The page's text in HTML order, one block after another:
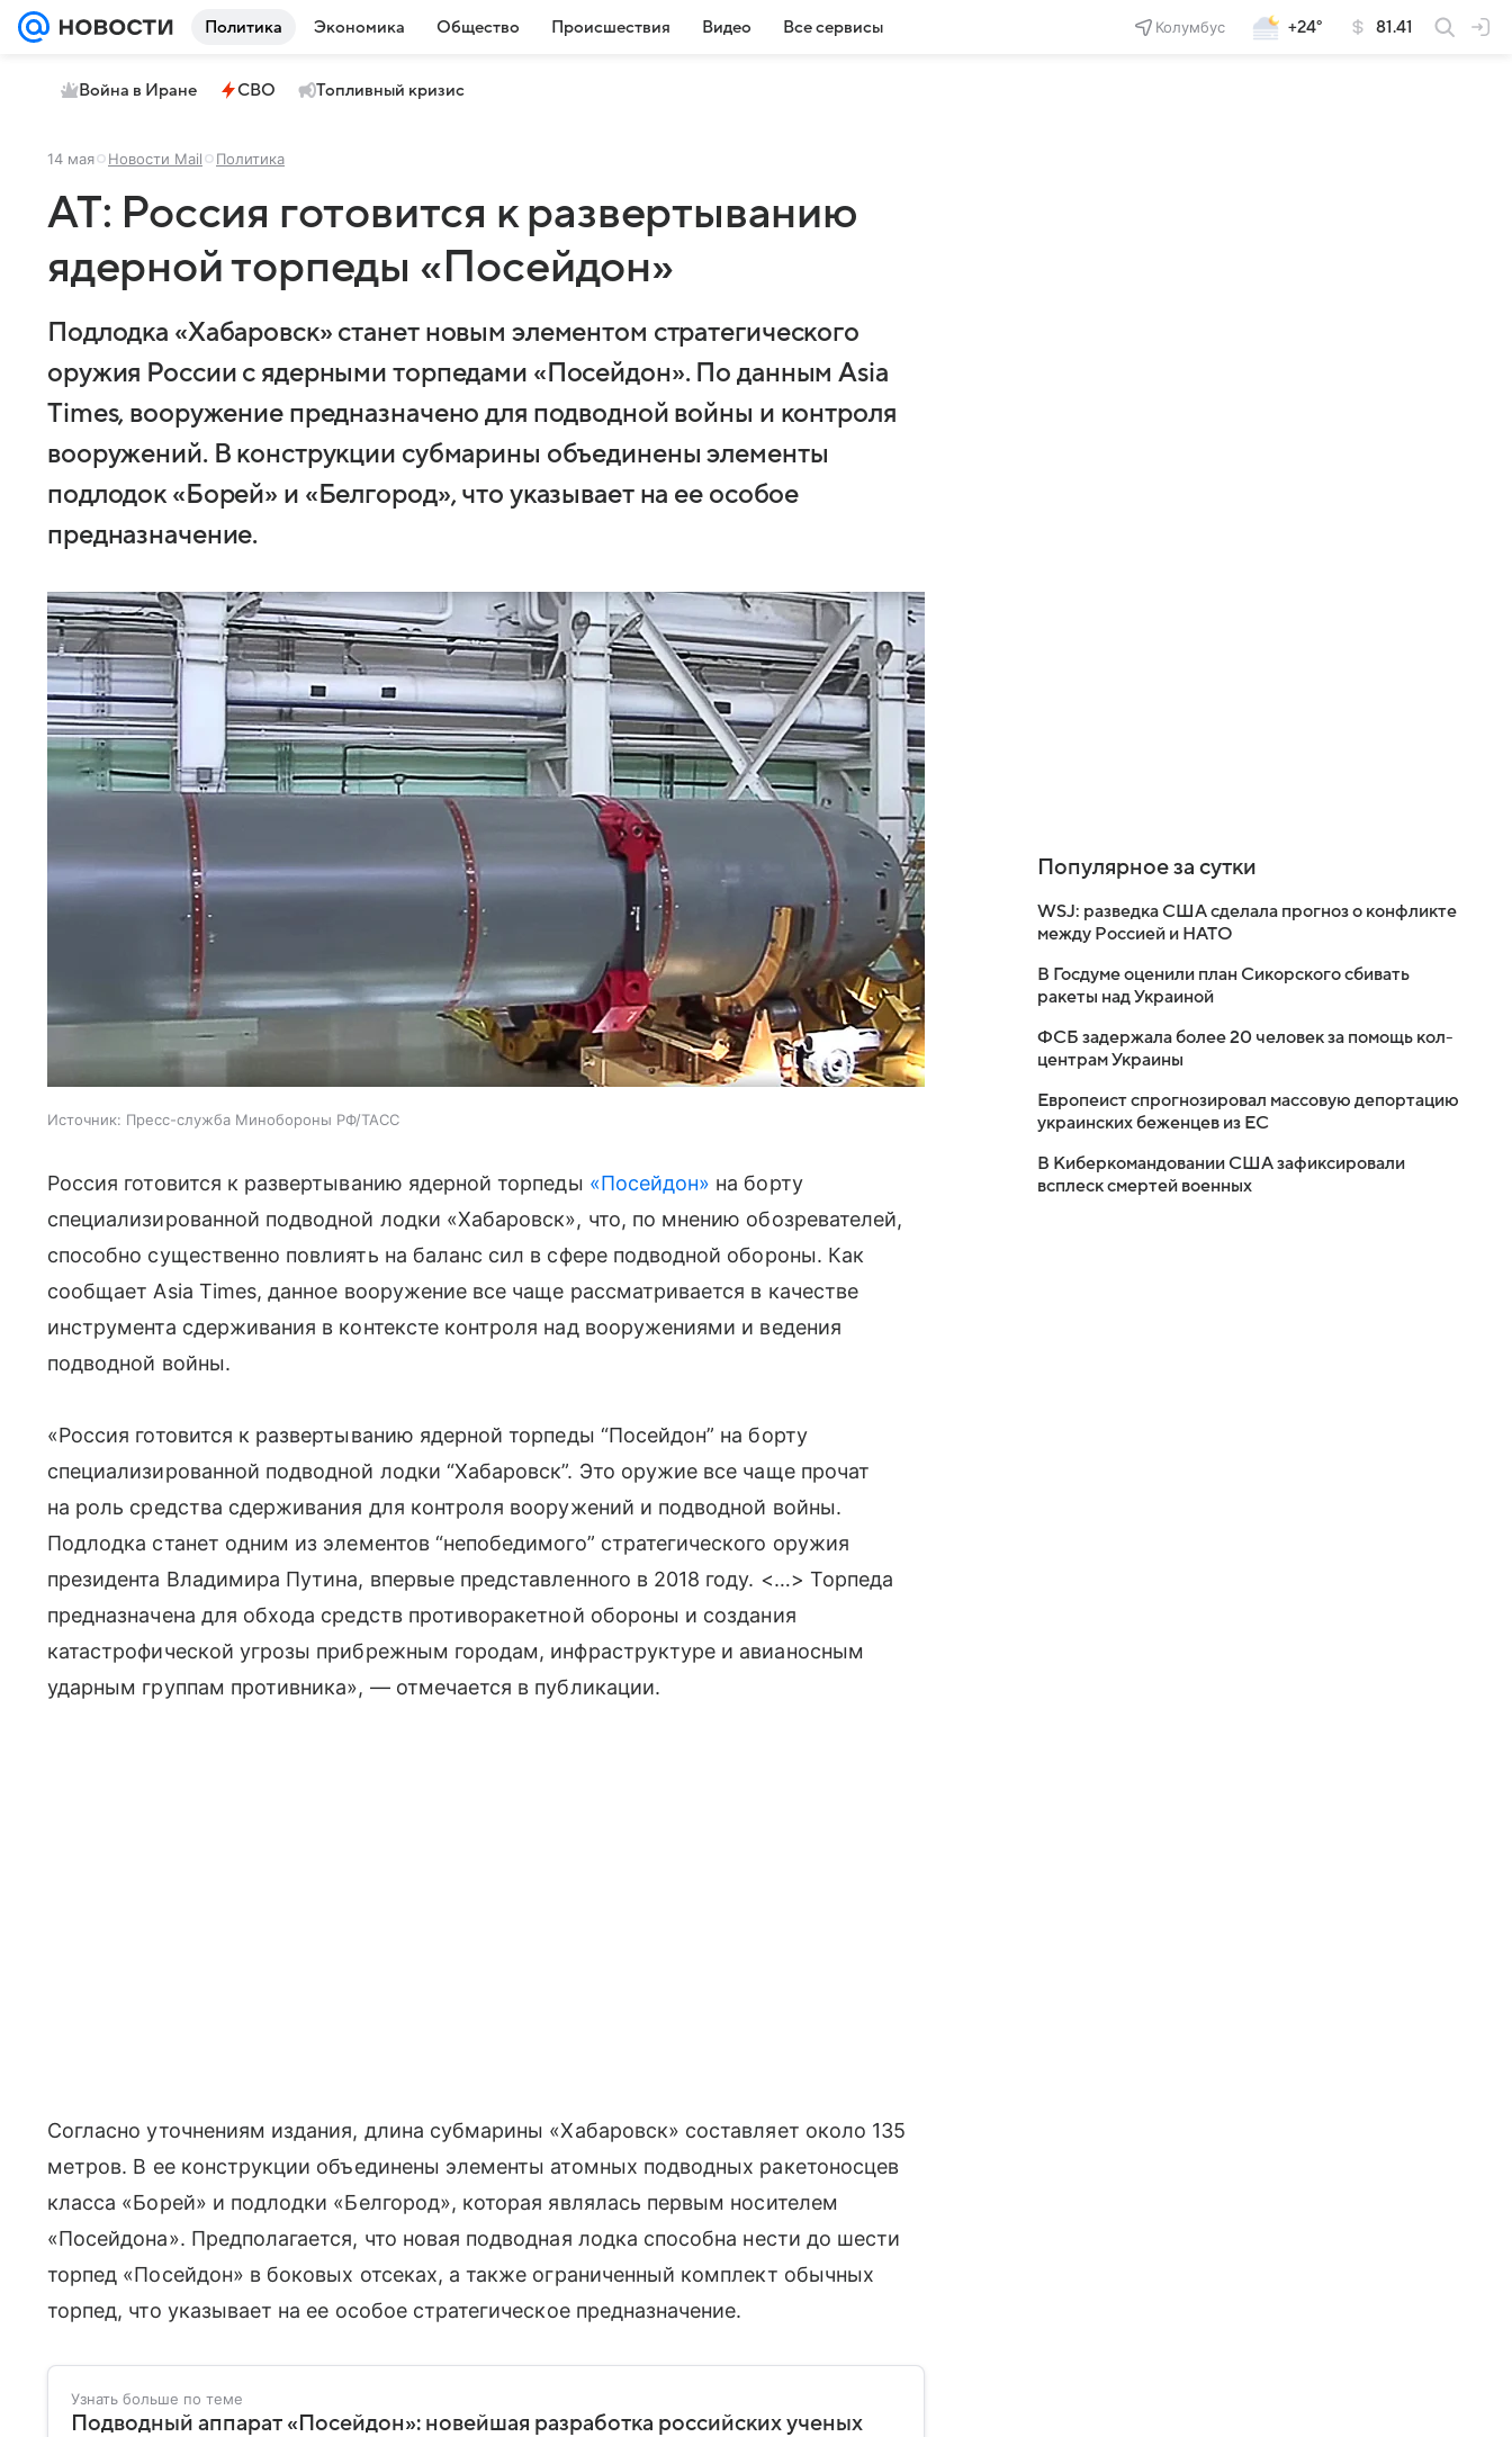
Политика Экономика Общество Происшествия Видео Все сервисы Колумбус +24° 81.41
Война в Иране СВО Топливный кризис
14 мая Новости Mail Политика
AT: Россия готовится к развертыванию
ядерной торпеды «Посейдон»
Подлодка «Хабаровск» станет новым элементом стратегического
оружия России с ядерными торпедами «Посейдон». По данным Asia
Times, вооружение предназначено для подводной войны и контроля
вооружений. В конструкции субмарины объединены элементы
подлодок «Борей» и «Белгород», что указывает на ее особое
предназначение.
Источник: Пресс-служба Минобороны РФ/ТАСС
Россия готовится к развертыванию ядерной торпеды «Посейдон» на борту
специализированной подводной лодки «Хабаровск», что, по мнению обозревателей,
способно существенно повлиять на баланс сил в сфере подводной обороны. Как
сообщает Asia Times, данное вооружение все чаще рассматривается в качестве
инструмента сдерживания в контексте контроля над вооружениями и ведения
подводной войны.
«Россия готовится к развертыванию ядерной торпеды “Посейдон” на борту
специализированной подводной лодки “Хабаровск”. Это оружие все чаще прочат
на роль средства сдерживания для контроля вооружений и подводной войны.
Подлодка станет одним из элементов “непобедимого” стратегического оружия
президента Владимира Путина, впервые представленного в 2018 году. <…> Торпеда
предназначена для обхода средств противоракетной обороны и создания
катастрофической угрозы прибрежным городам, инфраструктуре и авианосным
ударным группам противника», — отмечается в публикации.
Согласно уточнениям издания, длина субмарины «Хабаровск» составляет около 135
метров. В ее конструкции объединены элементы атомных подводных ракетоносцев
класса «Борей» и подлодки «Белгород», которая являлась первым носителем
«Посейдона». Предполагается, что новая подводная лодка способна нести до шести
торпед «Посейдон» в боковых отсеках, а также ограниченный комплект обычных
торпед, что указывает на ее особое стратегическое предназначение.
Узнать больше по теме
Подводный аппарат «Посейдон»: новейшая разработка российских ученых
Популярное за сутки
WSJ: разведка США сделала прогноз о конфликте
между Россией и НАТО
В Госдуме оценили план Сикорского сбивать
ракеты над Украиной
ФСБ задержала более 20 человек за помощь кол-
центрам Украины
Европеист спрогнозировал массовую депортацию
украинских беженцев из ЕС
В Киберкомандовании США зафиксировали
всплеск смертей военных